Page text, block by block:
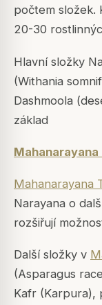
počtem složek.
20-30
Hlavní složky
(Withania
Dashmoola
základ
Mahanarayana
Mahanarayana
Narayana o
rozšiřují
Další složky v
(Asparagus
Kafr (Karpura),